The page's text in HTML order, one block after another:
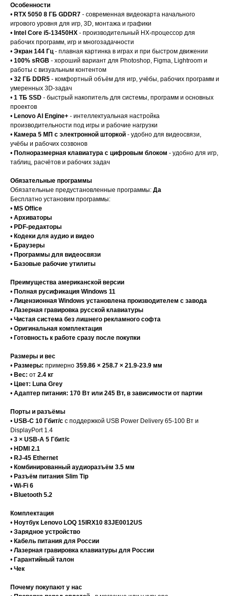
Особенности
• RTX 5050 8 ГБ GDDR7 - современная видеокарта начального
игрового уровня для игр, 3D, монтажа и графики
• Intel Core i5-13450HX - производительный HX-процессор для
рабочих программ, игр и многозадачности
• Экран 144 Гц- плавная картинка в играх и при быстром движении
• 100% sRGB - хороший вариант для Photoshop, Figma, Lightroom и
работы с визуальным контентом
• 32 ГБ DDR5 - комфортный объём для игр, учёбы, рабочих программ и
умеренных 3D-задач
• 1 ТБ SSD - быстрый накопитель для системы, программ и основных
проектов
• Lenovo AI Engine+ - интеллектуальная настройка
производительности под игры и рабочие нагрузки
• Камера 5 МП с электронной шторкой - удобно для видеосвязи,
учёбы и рабочих созвонов
• Полноразмерная клавиатура с цифровым блоком - удобно для игр,
таблиц, расчётов и рабочих задач
Обязательные программы
Обязательные предустановленные программы: Да
Бесплатно установим программы:
• MS Office
• Архиваторы
• PDF-редакторы
• Кодеки для аудио и видео
• Браузеры
• Программы для видеосвязи
• Базовые рабочие утилиты
Преимущества американской версии
• Полная русификация Windows 11
• Лицензионная Windows установлена производителем с завода
• Лазерная гравировка русской клавиатуры
• Чистая система без лишнего рекламного софта
• Оригинальная комплектация
• Готовность к работе сразу после покупки
Размеры и вес
• Размеры: примерно 359.86 × 258.7 × 21.9-23.9 мм
• Вес: от 2.4 кг
• Цвет: Luna Grey
• Адаптер питания: 170 Вт или 245 Вт, в зависимости от партии
Порты и разъёмы
• USB-C 10 Гбит/с с поддержкой USB Power Delivery 65-100 Вт и
DisplayPort 1.4
• 3 × USB-A 5 Гбит/с
• HDMI 2.1
• RJ-45 Ethernet
• Комбинированный аудиоразъём 3.5 мм
• Разъём питания Slim Tip
• Wi-Fi 6
• Bluetooth 5.2
Комплектация
• Ноутбук Lenovo LOQ 15IRX10 83JE0012US
• Зарядное устройство
• Кабель питания для России
• Лазерная гравировка клавиатуры для России
• Гарантийный талон
• Чек
Почему покупают у нас